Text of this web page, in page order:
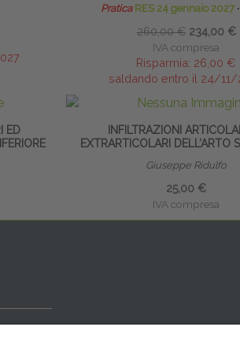
PraticaRES 24 gennaio 2027 ∙
260,00 € 234,00 €
IVA compresa
Risparmia: 26,00 €
saldando entro il 24/11/
ED
INFILTRAZIONI
EXTRARTICOLARI DELL’ARTO
Giuseppe Ridulfo
25,00 €
IVA compresa